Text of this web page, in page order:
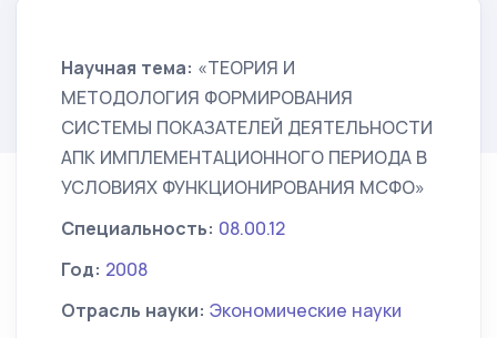
Научная тема: «ТЕОРИЯ И
МЕТОДОЛОГИЯ ФОРМИРОВАНИЯ
СИСТЕМЫ ПОКАЗАТЕЛЕЙ ДЕЯТЕЛЬНОСТИ
АПК ИМПЛЕМЕНТАЦИОННОГО ПЕРИОДА В
УСЛОВИЯХ ФУНКЦИОНИРОВАНИЯ МСФО»
Специальность: 08.00.12
Год: 2008
Отрасль науки: Экономические науки